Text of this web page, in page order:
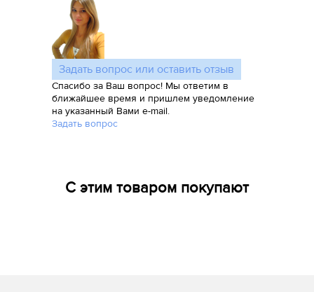
Задать вопрос или оставить отзыв
Спасибо за Ваш вопрос! Мы ответим в
ближайшее время и пришлем уведомление
на указанный Вами e-mail.
Задать вопрос
С этим товаром покупают